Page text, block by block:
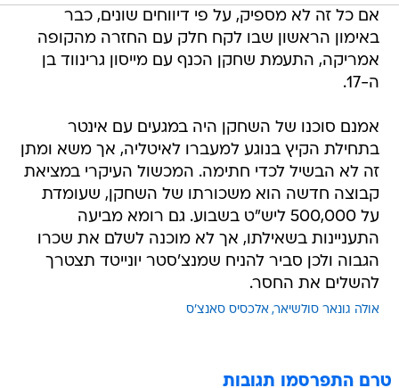
אם כל זה לא מספיק, על פי דיווחים שונים, כבר
באימון הראשון שבו לקח חלק עם החזרה מהקופה
אמריקה, התעמת שחקן הכנף עם מייסון גרינווד בן
ה-17.
אמנם סוכנו של השחקן היה במגעים עם אינטר
בתחילת הקיץ בנוגע למעברו לאיטליה, אך משא ומתן
זה לא הבשיל לכדי חתימה. המכשול העיקרי במציאת
קבוצה חדשה הוא משכורתו של השחקן, שעומדת
על 500,000 ליש"ט בשבוע. גם רומא מביעה
התעניינות בשאילתו, אך לא מוכנה לשלם את שכרו
הגבוה ולכן סביר להניח שמנצ'סטר יונייטד תצטרך
להשלים את החסר.
אולה גונאר סולשיאר אלכסיס סאנצ'ס
טרם התפרסמו תגובות